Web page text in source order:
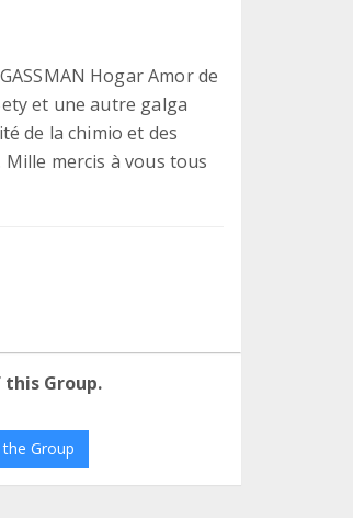
Hogar Amor de
et une autre galga
de la chimio et des
mercis à vous tous
Group.
the Group